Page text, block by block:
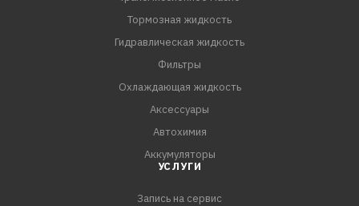
трансмиссионных узлах.Тормозная жидкость
Гидравлическая жидкость
Фильтры
Охлаждающая жидкость
Аксессуары
Автохимия
Аккумуляторы
УСЛУГИ
Запись на сервис